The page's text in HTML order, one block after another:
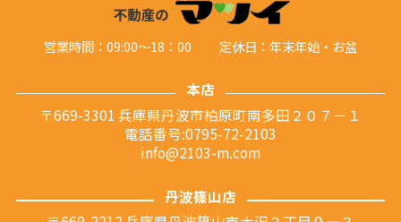
営業時間：09:00～18：00 定休日：年末年始・お盆
本店
〒669-3301 兵庫県丹波市柏原町南多田２０７－１
電話番号:0795-72-2103
info@2103-m.com
丹波篠山店